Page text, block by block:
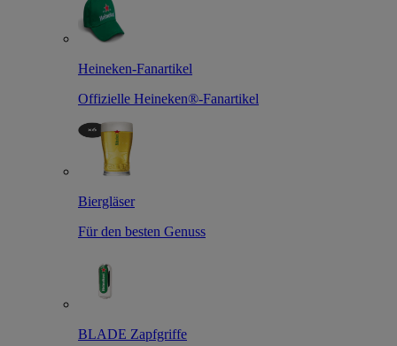
Heineken-Fanartikel
Offizielle Heineken®-Fanartikel
Biergläser
Für den besten Genuss
BLADE Zapfgriffe